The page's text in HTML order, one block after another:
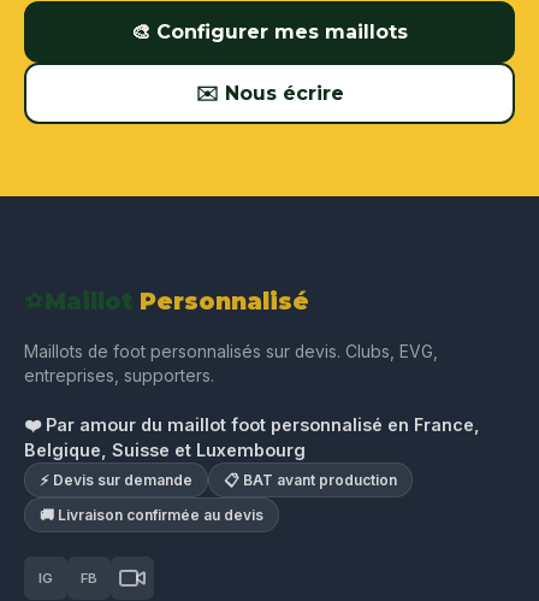
🎨 Configurer mes maillots
✉️ Nous écrire
⚽Maillot Personnalisé
Maillots de foot personnalisés sur devis. Clubs, EVG,
entreprises, supporters.
❤️ Par amour du maillot foot personnalisé en France,
Belgique, Suisse et Luxembourg
⚡ Devis sur demande
📋 BAT avant production
🚚 Livraison confirmée au devis
IG FB